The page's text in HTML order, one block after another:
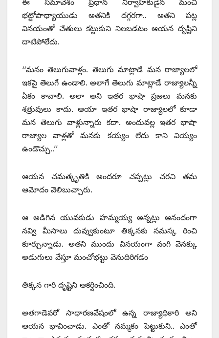
ఈ సమావేశం ప్రధాన నిర్వాహకుడైన మంచి
భట్టోపాధ్యాయుడు అతనికి దగ్గరగా.. అతని పట్ల
వినయంతో చేతులు కట్టుకుని నిలబడటం ఆయన దృష్టిని
దాటిపోలేదు.
‘‘మనం తెలుగువాళ్లం. తెలుగు మాట్లాడే మన రాజ్యాలలో
ఇకపై తెలుగే ఉండాలి. అలాగే తెలుగు మాట్లాడే రాజ్యాలన్నీ
ఏకం కావాలి. అలా అని ఇతర భాషా ప్రజలు మనకు
శత్రువులు కాదు. ఆయా ఇతర భాషా రాజ్యాలలో కూడా
మన తెలుగు వాళ్లున్నారు కదా. అందువల్ల ఇతర భాషా
రాజ్యాల వాళ్లతో మనకు కయ్యం లేదు కాని వియ్యం
ఉండొచ్చు..’’
ఆయన చమత్కృతికి అందరూ చప్పట్లు చరచి తమ
ఆమోదం వెలిబుచ్చారు.
ఆ అడిగిన యువకుడు హమ్మయ్య అన్నట్లు ఆనందంగా
నవ్వి మీసాలు దువ్వుకుంటూ తిక్కనకు నమస్క రించి
కూర్చున్నాడు. అతని ముందు వినయంగా వంగి వెనక్కు
అడుగులు వేస్తూ మంచోభట్టు వెనుదిరిగడం
తిక్కన గారి దృష్టిని ఆకర్షించింది.
అతగాడెవరో సాధారణవేషంలో ఉన్న రాజ్యాధికారి అని
ఆయన భావించాడు. ఎంతో నమ్మకం పెట్టుకుని.. ఎంతో